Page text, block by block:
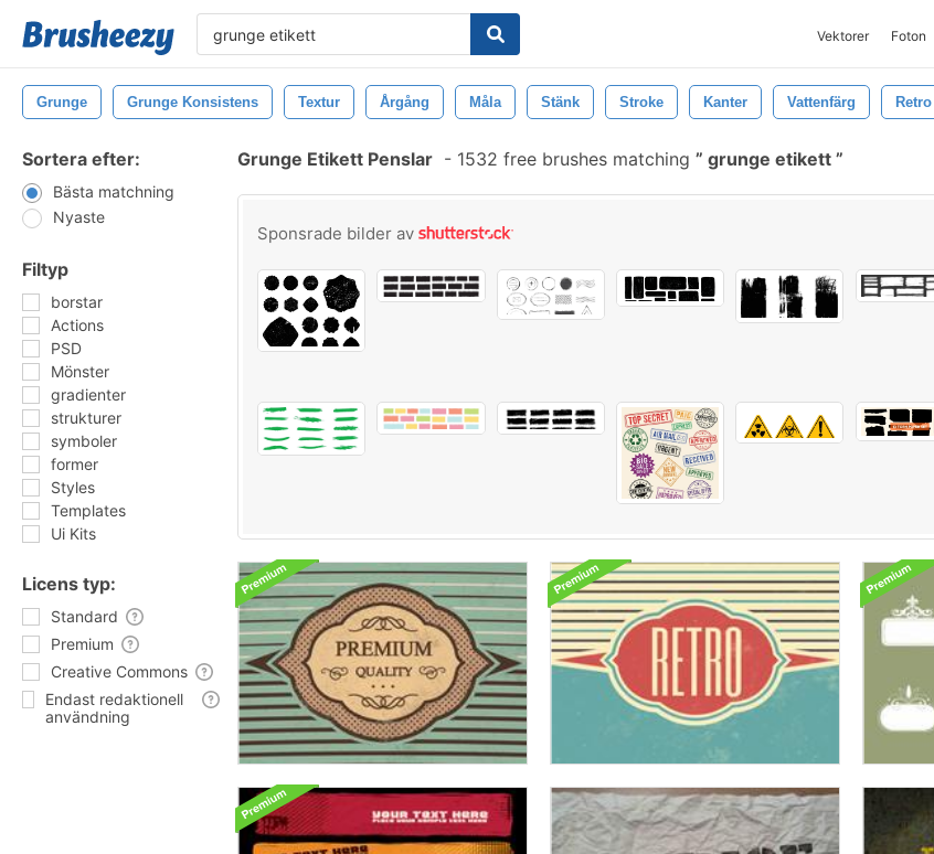
Vektorer Foton
Grunge Grunge Konsistens Textur Årgång Måla Stänk Stroke Kanter Vattenfärg Retro
Sortera efter:
Bästa matchning
Nyaste
Filtyp
borstar
Actions
PSD
Mönster
gradienter
strukturer
symboler
former
Styles
Templates
Ui Kits
Licens typ:
Standard
Premium
Creative Commons
Endast redaktionell
användning
Grunge Etikett Penslar - 1532 free brushes matching grunge etikett
Sponsrade bilder av